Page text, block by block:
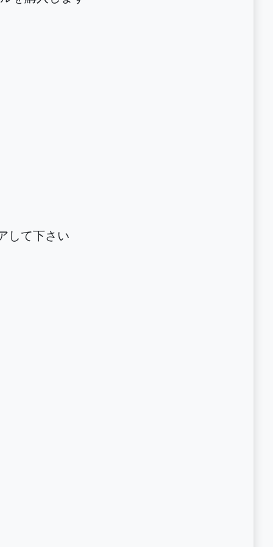
して下さい